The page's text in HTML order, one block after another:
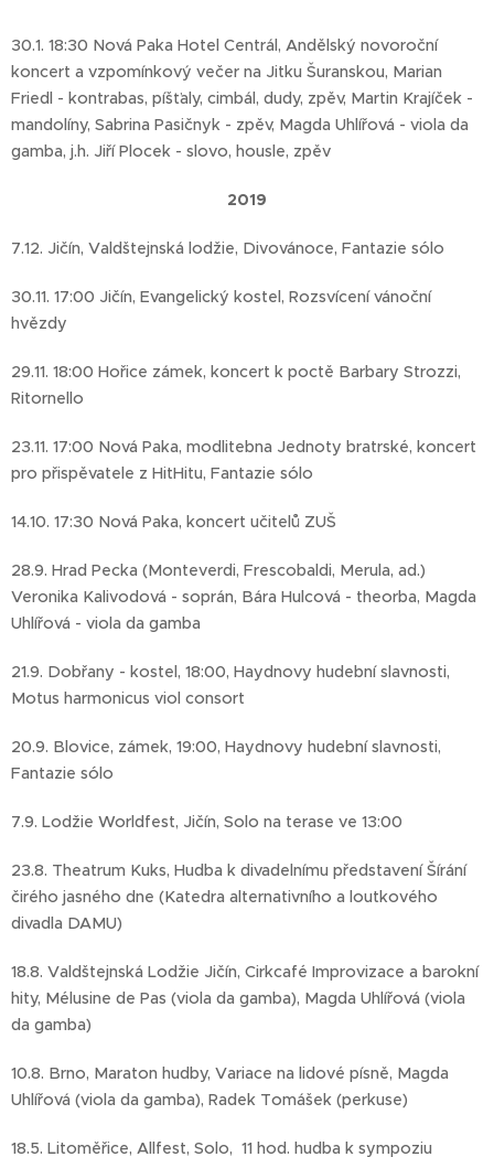
30.1. 18:30 Nová Paka Hotel Centrál, Andělský novoroční
koncert a vzpomínkový večer na Jitku Šuranskou, Marian
Friedl - kontrabas, píšťaly, cimbál, dudy, zpěv, Martin Krajíček -
mandolíny, Sabrina Pasičnyk - zpěv, Magda Uhlířová - viola da
gamba, j.h. Jiří Plocek - slovo, housle, zpěv
2019
7.12. Jičín, Valdštejnská lodžie, Divovánoce, Fantazie sólo
30.11. 17:00 Jičín, Evangelický kostel, Rozsvícení vánoční
hvězdy
29.11. 18:00 Hořice zámek, koncert k poctě Barbary Strozzi,
Ritornello
23.11. 17:00 Nová Paka, modlitebna Jednoty bratrské, koncert
pro přispěvatele z HitHitu, Fantazie sólo
14.10. 17:30 Nová Paka, koncert učitelů ZUŠ
28.9. Hrad Pecka (Monteverdi, Frescobaldi, Merula, ad.)
Veronika Kalivodová - soprán, Bára Hulcová - theorba, Magda
Uhlířová - viola da gamba
21.9. Dobřany - kostel, 18:00, Haydnovy hudební slavnosti,
Motus harmonicus viol consort
20.9. Blovice, zámek, 19:00, Haydnovy hudební slavnosti,
Fantazie sólo
7.9. Lodžie Worldfest, Jičín, Solo na terase ve 13:00
23.8. Theatrum Kuks, Hudba k divadelnímu představení Šírání
čirého jasného dne (Katedra alternativního a loutkového
divadla DAMU)
18.8. Valdštejnská Lodžie Jičín, Cirkcafé Improvizace a barokní
hity, Mélusine de Pas (viola da gamba), Magda Uhlířová (viola
da gamba)
10.8. Brno, Maraton hudby, Variace na lidové písně, Magda
Uhlířová (viola da gamba), Radek Tomášek (perkuse)
18.5. Litoměřice, Allfest, Solo, 11 hod. hudba k sympoziu